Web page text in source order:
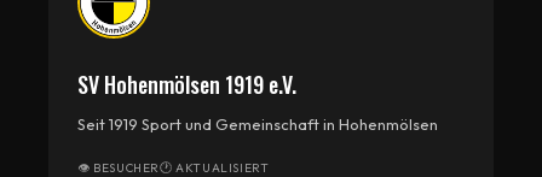
SV Hohenmölsen 1919 e.V.
Seit 1919 Sport und Gemeinschaft in Hohenmölsen
👁 BESUCHER🕐 AKTUALISIERT